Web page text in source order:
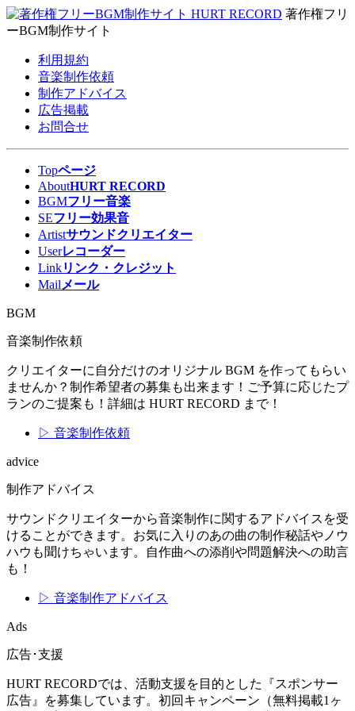
著作権フリ
ーBGM制作サイト
利用規約
音楽制作依頼
制作アドバイス
広告掲載
お問合せ
Topページ
AboutHURT RECORD
BGMフリー音楽
SEフリー効果音
Artistサウンドクリエイター
Userレコーダー
Linkリンク・クレジット
Mail メール
BGM
音楽制作依頼
クリエイターに自分だけのオリジナル BGM を作ってもらい
ませんか？制作希望者の募集も出来ます！ご予算に応じたプ
ランのご提案も！詳細は HURT RECORD まで！
▷ 音楽制作依頼
advice
制作アドバイス
サウンドクリエイターから音楽制作に関するアドバイスを受
けることができます。お気に入りのあの曲の制作秘話やノウ
ハウも聞けちゃいます。自作曲への添削や問題解決への助言
も！
▷ 音楽制作アドバイス
Ads
広告･支援
HURT RECORDでは、活動支援を目的とした『スポンサー
広告』を募集しています。初回キャンペーン（無料掲載1ヶ